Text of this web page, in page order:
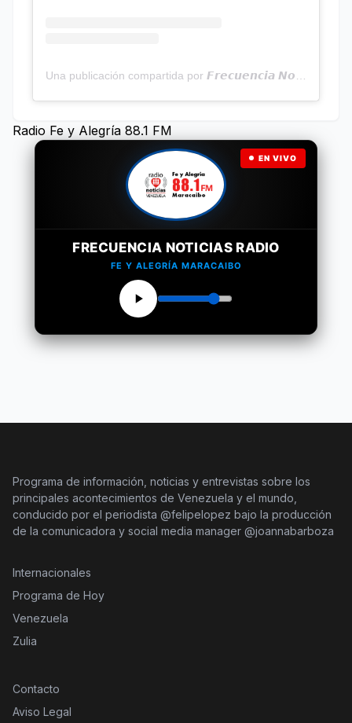
Radio Fe y Alegría 88.1 FM
EN VIVO
FRECUENCIA NOTICIAS RADIO
FE Y ALEGRÍA MARACAIBO
Programa de información, noticias y entrevistas sobre los
principales acontecimientos de Venezuela y el mundo,
conducido por el periodista @felipelopez bajo la producción
de la comunicadora y social media manager @joannabarboza
Internacionales
Programa de Hoy
Venezuela
Zulia
Contacto
Aviso Legal